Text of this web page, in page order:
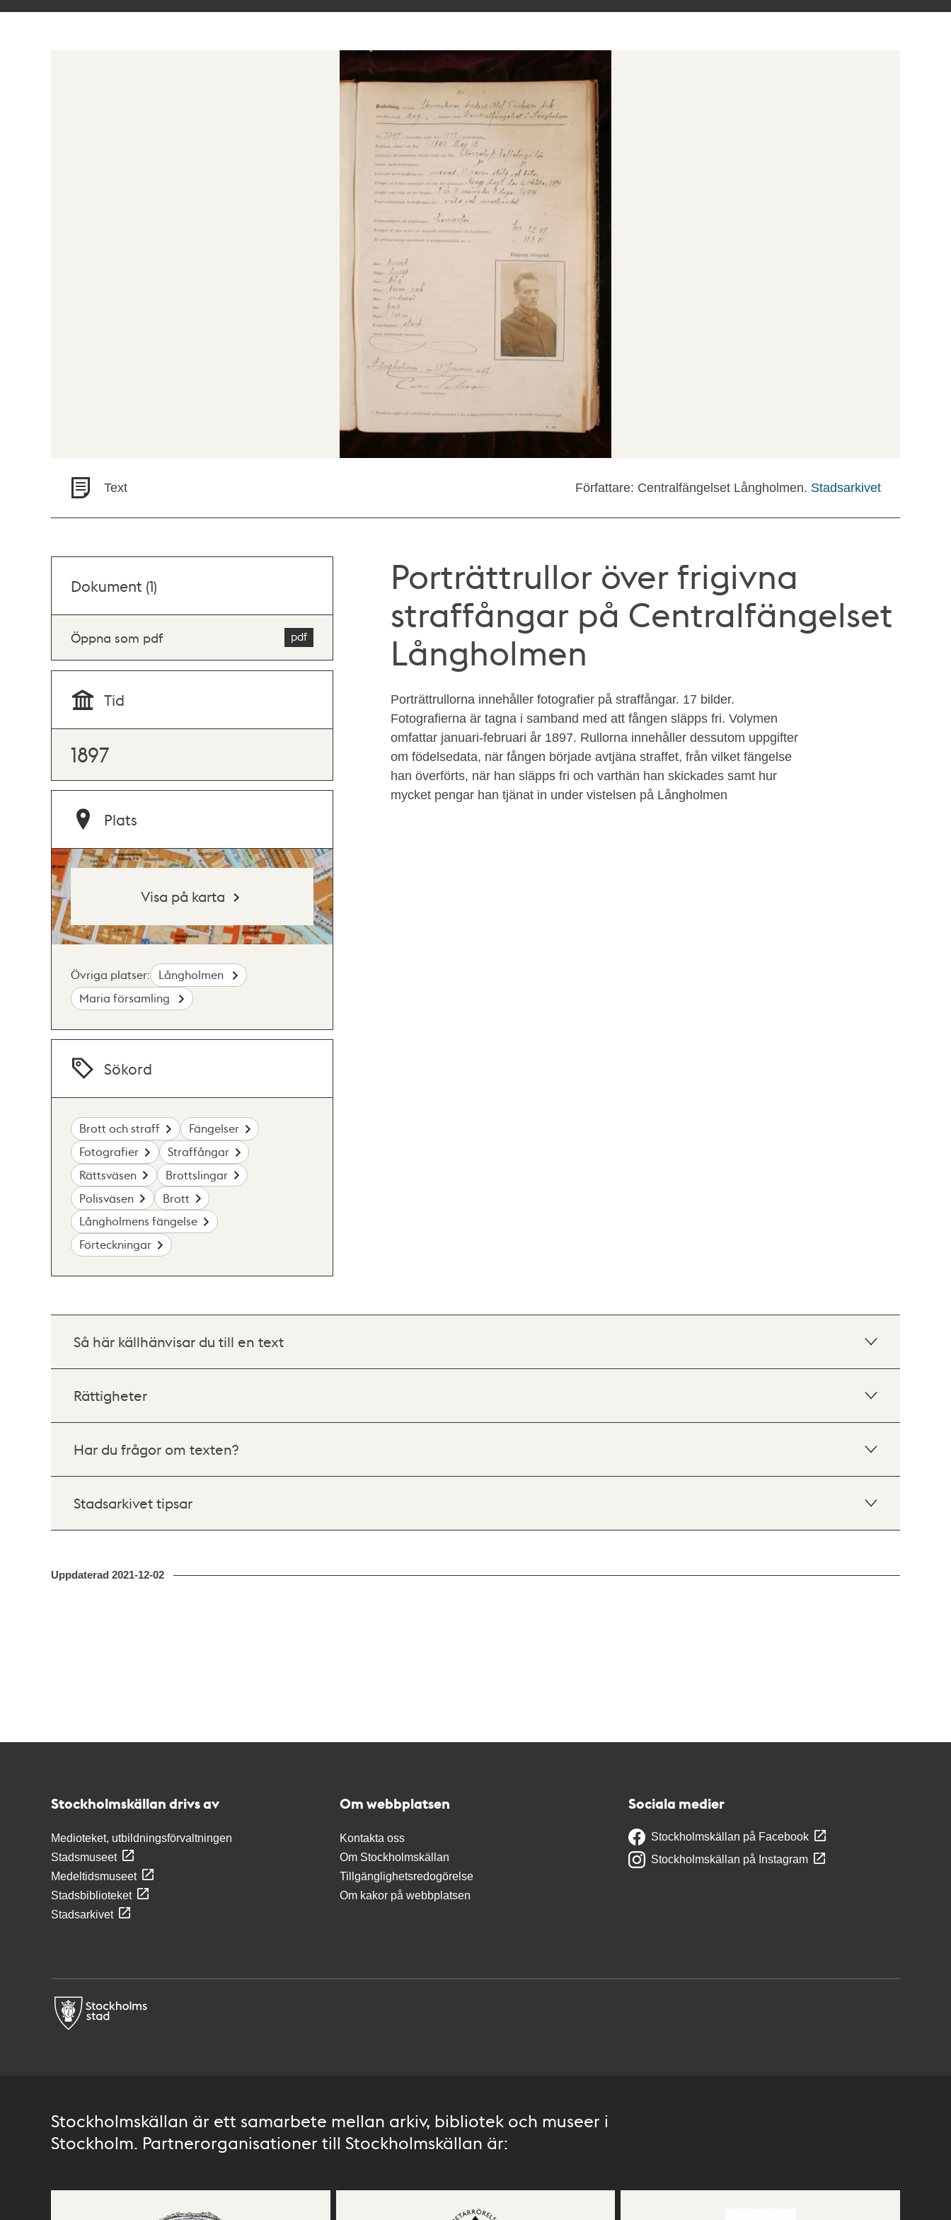
Text Författare: Centralfängelset Långholmen. Stadsarkivet
Porträttrullor över frigivna
straffångar på Centralfängelset
Långholmen
Porträttrullorna innehåller fotografier på straffångar. 17 bilder.
Fotografierna är tagna i samband med att fången släpps fri. Volymen
omfattar januari-februari år 1897. Rullorna innehåller dessutom uppgifter
om födelsedata, när fången började avtjäna straffet, från vilket fängelse
han överförts, när han släpps fri och varthän han skickades samt hur
mycket pengar han tjänat in under vistelsen på Långholmen
Dokument (1)
Öppna som pdf
Tid
1897
Plats
Visa på karta
Övriga platser:
Långholmen
Maria församling
Sökord
Brott och straff
Fängelser
Fotografier
Straffångar
Rättsväsen
Brottslingar
Polisväsen
Brott
Långholmens fängelse
Förteckningar
Så här källhänvisar du till en text
Rättigheter
Har du frågor om texten?
Stadsarkivet tipsar
Uppdaterad 2021-12-02
Stockholmskällan drivs av
Medioteket, utbildningsförvaltningen
Stadsmuseet
Medeltidsmuseet
Stadsbiblioteket
Stadsarkivet
Om webbplatsen
Kontakta oss
Om Stockholmskällan
Tillgänglighetsredogörelse
Om kakor på webbplatsen
Sociala medier
Stockholmskällan på Facebook
Stockholmskällan på Instagram
Stockholmskällan är ett samarbete mellan arkiv, bibliotek och museer i
Stockholm. Partnerorganisationer till Stockholmskällan är: